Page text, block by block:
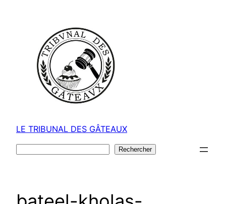
LE TRIBUNAL DES GÂTEAUX
Rechercher